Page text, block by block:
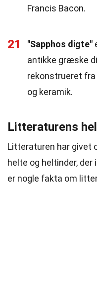
Francis Bacon.
21 "Sapphos digte"
antikke græske
rekonstrueret
og keramik.
Litteraturens
Litteraturen har givet
helte og heltinder, der
er nogle fakta om